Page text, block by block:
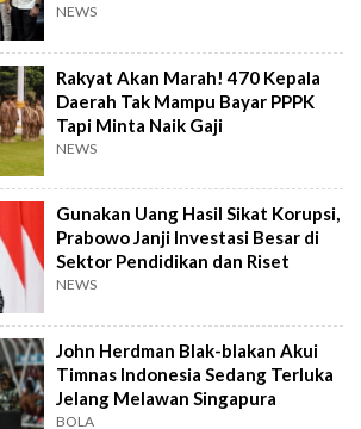
NEWS
Rakyat Akan Marah! 470 Kepala
Daerah Tak Mampu Bayar PPPK
Tapi Minta Naik Gaji
NEWS
Gunakan Uang Hasil Sikat Korupsi,
Prabowo Janji Investasi Besar di
Sektor Pendidikan dan Riset
NEWS
John Herdman Blak-blakan Akui
Timnas Indonesia Sedang Terluka
Jelang Melawan Singapura
BOLA